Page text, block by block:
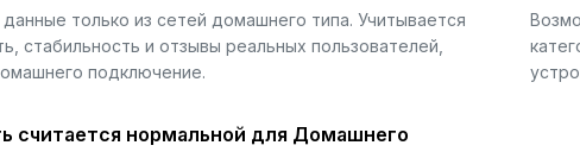
только из сетей домашнего типа. Учитывается
стабильность и отзывы реальных пользователей,
подключение.
считается нормальной для Домашнего